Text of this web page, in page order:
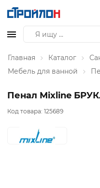
Главная Каталог
Мебель для ванной
Пенал Mixline
Код товара: 125689